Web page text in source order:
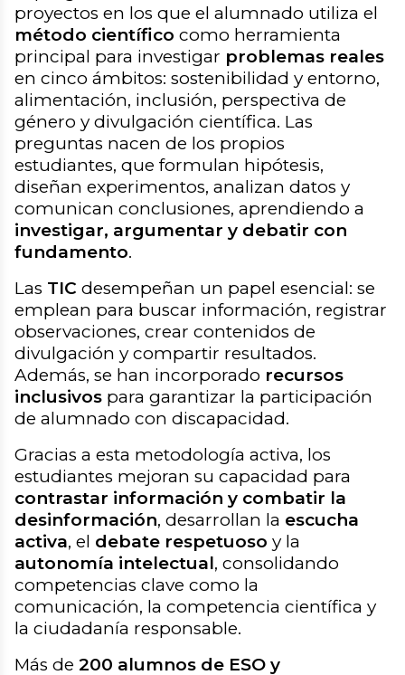
proyectos en los que el alumnado utiliza el
método científico como herramienta
principal para investigar problemas reales
en cinco ámbitos: sostenibilidad y entorno,
alimentación, inclusión, perspectiva de
género y divulgación científica. Las
preguntas nacen de los propios
estudiantes, que formulan hipótesis,
diseñan experimentos, analizan datos y
comunican conclusiones, aprendiendo a
investigar, argumentar y debatir con
fundamento.
Las TIC desempeñan un papel esencial: se
emplean para buscar información, registrar
observaciones, crear contenidos de
divulgación y compartir resultados.
Además, se han incorporado recursos
inclusivos para garantizar la participación
de alumnado con discapacidad.
Gracias a esta metodología activa, los
estudiantes mejoran su capacidad para
contrastar información y combatir la
desinformación, desarrollan la escucha
activa, el debate respetuoso y la
autonomía intelectual, consolidando
competencias clave como la
comunicación, la competencia científica y
la ciudadanía responsable.
Más de 200 alumnos de ESO y